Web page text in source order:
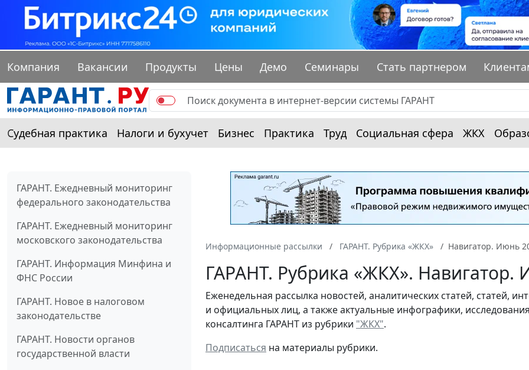
Компания Вакансии Продукты Цены Демо Семинары Стать партнером
Судебная практика Налоги и бухучет Бизнес Практика Труд Социальная сфера ЖКХ
ГАРАНТ. Ежедневный мониторинг
федерального законодательства
ГАРАНТ. Ежедневный мониторинг
московского законодательства
ГАРАНТ. Информация Минфина и
ФНС России
ГАРАНТ. Новое в налоговом
законодательстве
ГАРАНТ. Новости органов
государственной власти
Информационные рассылки ГАРАНТ. Рубрика «ЖКХ» Навигатор. Июнь
ГАРАНТ. Рубрика «ЖКХ». Навигатор.
Еженедельная рассылка новостей, аналитических статей, статей,
и официальных лиц, а также актуальные инфографики,
консалтинга ГАРАНТ из рубрики "ЖКХ".
Подписаться на материалы рубрики.